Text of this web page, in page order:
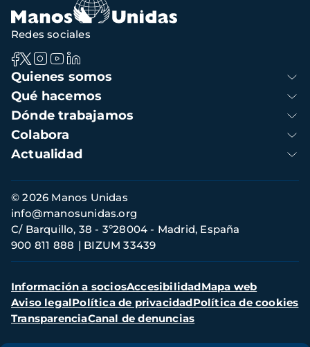
Navegación
principal
Quienes somos
Qué hacemos
Dónde trabajamos
Colabora
Actualidad
Redes sociales
Información
de
contacto
© 2026 Manos Unidas
C/ Barquillo, 38 - 3º28004 - Madrid, España
900 811 888
BIZUM 33439
info@manosunidas.org
Menú
secundario
Información a sociosAccesibilidadMapa web
Aviso legalPolítica de privacidadPolítica de cookies
TransparenciaCanal de denuncias